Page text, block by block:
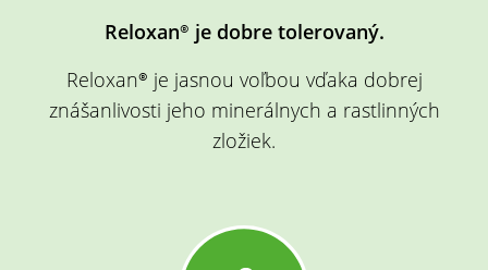
Reloxan® je dobre tolerovaný.
Reloxan® je jasnou voľbou vďaka dobrej
znášanlivosti jeho minerálnych a rastlinných
zložiek.